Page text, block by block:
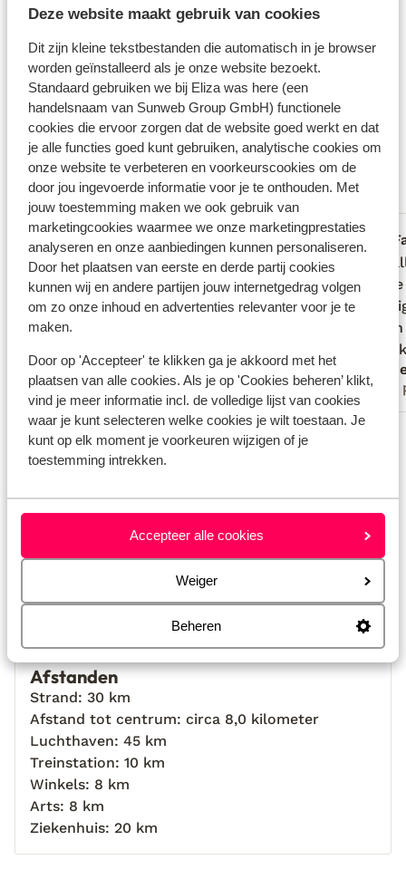
Deze website maakt gebruik van cookies
Dit zijn kleine tekstbestanden die automatisch in je browser
worden geïnstalleerd als je onze website bezoekt.
Standaard gebruiken we bij Eliza was here (een
handelsnaam van Sunweb Group GmbH) functionele
cookies die ervoor zorgen dat de website goed werkt en dat
je alle functies goed kunt gebruiken, analytische cookies om
onze website te verbeteren en voorkeurscookies om de
door jou ingevoerde informatie voor je te onthouden. Met
jouw toestemming maken we ook gebruik van
marketingcookies waarmee we onze marketingprestaties
analyseren en onze aanbiedingen kunnen personaliseren.
Door het plaatsen van eerste en derde partij cookies
kunnen wij en andere partijen jouw internetgedrag volgen
om zo onze inhoud en advertenties relevanter voor je te
maken.
Door op 'Accepteer' te klikken ga je akkoord met het
plaatsen van alle cookies. Als je op 'Cookies beheren’ klikt,
vind je meer informatie incl. de volledige lijst van cookies
waar je kunt selecteren welke cookies je wilt toestaan. Je
kunt op elk moment je voorkeuren wijzigen of je
toestemming intrekken.
Accepteer alle cookies
Weiger
Beheren
Wat gasten vinden
Dit zijn 100% echte beoordelingen van reizigers die
jou voorgingen. Meer over reviews
9.2 Fantastisch
3 ervaringen
Meest geboekt door met partner
8.6 Fantastisch
30 jul. 2025
Kleinschalig hotel met zeer vriendelijk
personeel. Ontbijt is super. Je bent wel
een auto nodig.
Kleinschalig hotel met zeer vriendelijk
personeel. Ontbijt is super. Je bent wel
een auto nodig.
Anoniem
Met partner
Echt
oud
Echt
oud
Met
Bekijk alle 3 ervaringen
Locatie
Afstanden
Strand: 30 km
Afstand tot centrum: circa 8,0 kilometer
Luchthaven: 45 km
Treinstation: 10 km
Winkels: 8 km
Arts: 8 km
Ziekenhuis: 20 km